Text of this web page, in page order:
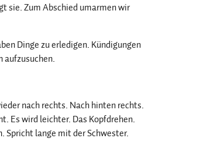
sie. Zum Abschied umarmen wir
Dinge zu erledigen. Kündigungen
aufzusuchen.
nach rechts. Nach hinten rechts.
Es wird leichter. Das Kopfdrehen.
Spricht lange mit der Schwester.